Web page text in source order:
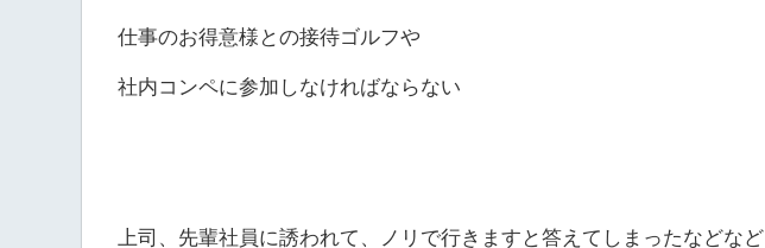
仕事のお得意様との接待ゴルフや
社内コンペに参加しなければならない
上司、先輩社員に誘われて、ノリで行きますと答えてしまったなどなど